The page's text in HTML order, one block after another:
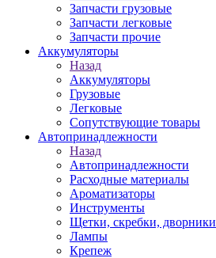
Запчасти грузовые
Запчасти легковые
Запчасти прочие
Аккумуляторы
Назад
Аккумуляторы
Грузовые
Легковые
Сопутствующие товары
Автопринадлежности
Назад
Автопринадлежности
Расходные материалы
Ароматизаторы
Инструменты
Щетки, скребки, дворники
Лампы
Крепеж